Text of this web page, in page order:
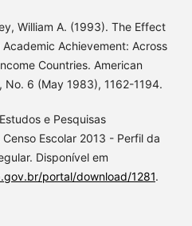
William A. (1993). The Effect
Achievement: Across
Countries. American
6 (May 1983), 1162-1194.
e Pesquisas
Escolar 2013 - Perfil da
Disponível em
portal/download/1281.